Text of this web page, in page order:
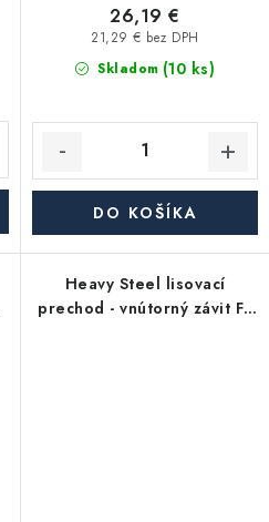
Skladom (10 ks)
21,29 € bez DPH
26,19 €
DO KOŠÍKA
Heavy Steel lisovací
prechod - vnútorný závit FF